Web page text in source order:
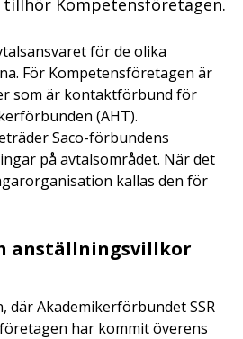
Kompetensföretagen.
för de olika
För Kompetensföretagen är
som är kontaktförbund för
(AHT).
Saco-förbundens
på avtalsområdet. När det
kallas den för
anställningsvillkor
där Akademikerförbundet SSR
har kommit överens